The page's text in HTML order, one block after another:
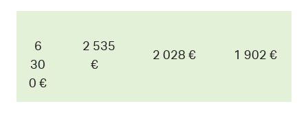
6
30
0 €
2 535
€
2 028 € 1 902 €